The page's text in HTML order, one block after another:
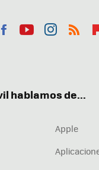
hablamos de...
Apple